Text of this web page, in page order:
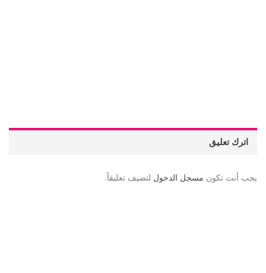
اترك تعليق
يجب أنت تكون مسجل الدخول لتضيف تعليقاً.